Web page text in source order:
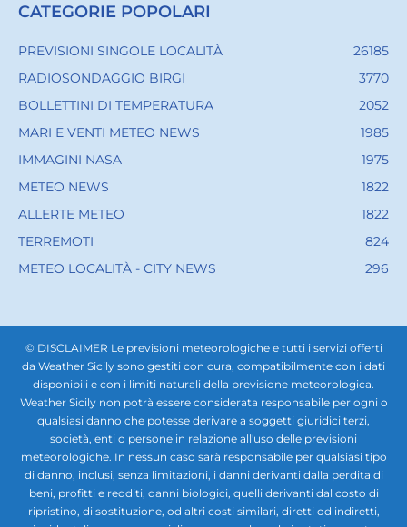
CATEGORIE POPOLARI
PREVISIONI SINGOLE LOCALITÀ
26185
RADIOSONDAGGIO BIRGI
3770
BOLLETTINI DI TEMPERATURA
2052
MARI E VENTI METEO NEWS
1985
IMMAGINI NASA
1975
METEO NEWS
1822
ALLERTE METEO
1822
TERREMOTI
824
METEO LOCALITÀ - CITY NEWS
296
© DISCLAIMER Le previsioni meteorologiche e tutti i servizi offerti
da Weather Sicily sono gestiti con cura, compatibilmente con i dati
disponibili e con i limiti naturali della previsione meteorologica.
Weather Sicily non potrà essere considerata responsabile per ogni o
qualsiasi danno che potesse derivare a soggetti giuridici terzi,
società, enti o persone in relazione all'uso delle previsioni
meteorologiche. In nessun caso sarà responsabile per qualsiasi tipo
di danno, inclusi, senza limitazioni, i danni derivanti dalla perdita di
beni, profitti e redditi, danni biologici, quelli derivanti dal costo di
ripristino, di sostituzione, od altri costi similari, diretti od indiretti,